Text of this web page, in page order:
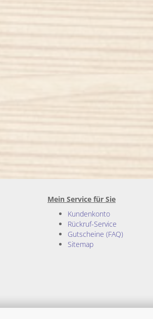
Mein Service für Sie
Kundenkonto
Rückruf-Service
Gutscheine (FAQ)
Sitemap